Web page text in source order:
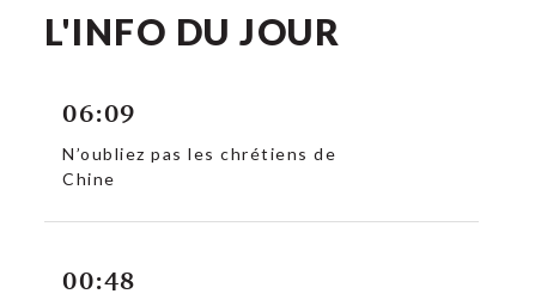
L'INFO DU JOUR
06:09
N’oubliez pas les chrétiens de
Chine
00:48